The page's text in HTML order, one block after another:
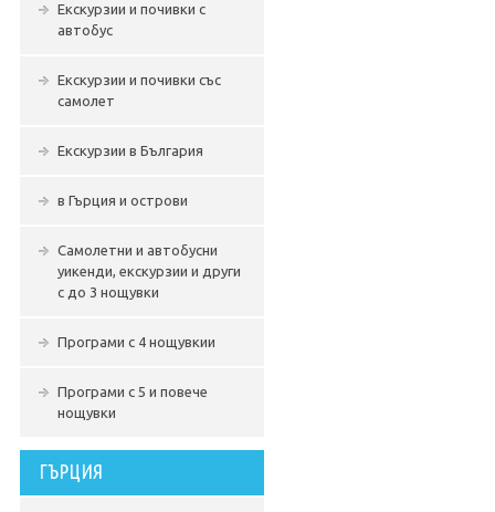
Екскурзии и почивки с
автобус
Екскурзии и почивки със
самолет
Екскурзии в България
в Гърция и острови
Самолетни и автобусни
уикенди, екскурзии и други
с до 3 нощувки
Програми с 4 нощувкии
Програми с 5 и повече
нощувки
ГЪРЦИЯ